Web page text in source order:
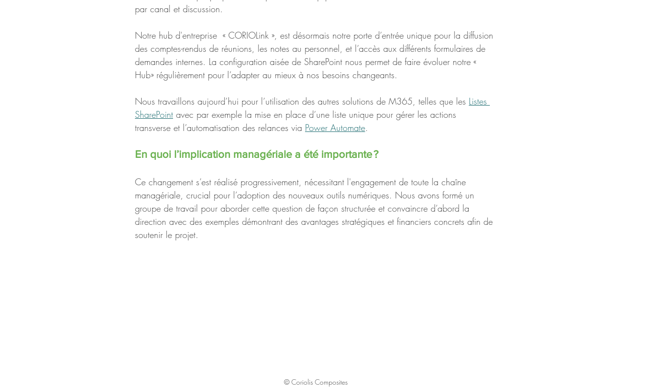
par canal et discussion.
Notre hub d'entreprise  « CORIOLink », est désormais notre porte d’entrée unique pour la diffusion
des comptes-rendus de réunions, les notes au personnel, et l’accès aux différents formulaires de
demandes internes. La configuration aisée de SharePoint nous permet de faire évoluer notre «
Hub» régulièrement pour l’adapter au mieux à nos besoins changeants.
Nous travaillons aujourd’hui pour l’utilisation des autres solutions de M365, telles que les Listes
SharePoint avec par exemple la mise en place d’une liste unique pour gérer les actions
transverse et l’automatisation des relances via Power Automate.
En quoi l’implication managériale a été importante ?
Ce changement s’est réalisé progressivement, nécessitant l'engagement de toute la chaîne
managériale, crucial pour l’adoption des nouveaux outils numériques. Nous avons formé un
groupe de travail pour aborder cette question de façon structurée et convaincre d’abord la
direction avec des exemples démontrant des avantages stratégiques et financiers concrets afin de
soutenir le projet.
© Coriolis Composites